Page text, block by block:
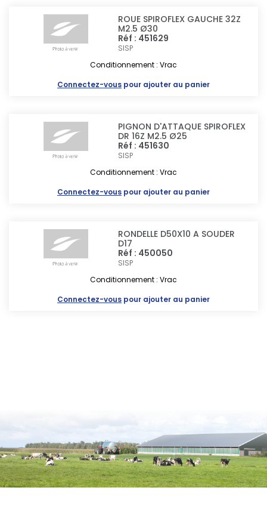
ROUE SPIROFLEX GAUCHE 32Z
M2.5 Ø30
Réf : 451629
SISP
Conditionnement : Vrac
Connectez-vous pour ajouter au panier
PIGNON D'ATTAQUE SPIROFLEX
DR 16Z M2.5 Ø25
Réf : 451630
SISP
Conditionnement : Vrac
Connectez-vous pour ajouter au panier
RONDELLE D50X10 A SOUDER
D17
Réf : 450050
SISP
Conditionnement : Vrac
Connectez-vous pour ajouter au panier